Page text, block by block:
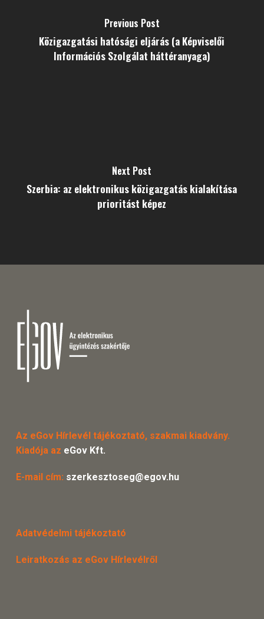
Previous Post
Közigazgatási hatósági eljárás (a Képviselői
Információs Szolgálat háttéranyaga)
Next Post
Szerbia: az elektronikus közigazgatás kialakítása
prioritást képez
Az eGov Hírlevél tájékoztató, szakmai kiadvány.
Kiadója az eGov Kft.
E-mail cím: szerkesztoseg@egov.hu
Adatvédelmi tájékoztató
Leiratkozás az eGov Hírlevélről